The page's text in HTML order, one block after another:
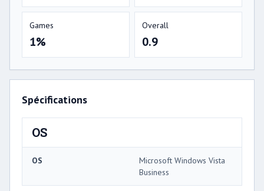
Games
1%
Overall
0.9
Spécifications
OS
OS
Microsoft Windows Vista
Business